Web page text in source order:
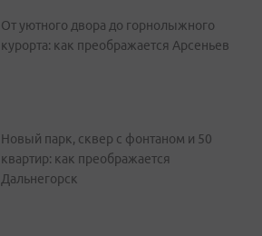
От уютного двора до горнолыжного
курорта: как преображается Арсеньев
Новый парк, сквер с фонтаном и 50
квартир: как преображается
Дальнегорск